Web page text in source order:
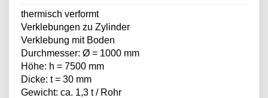
thermisch verformt
Verklebungen zu Zylinder
Verklebung mit Boden
Durchmesser: Ø = 1000 mm
Höhe: h = 7500 mm
Dicke: t = 30 mm
Gewicht: ca. 1,3 t / Rohr